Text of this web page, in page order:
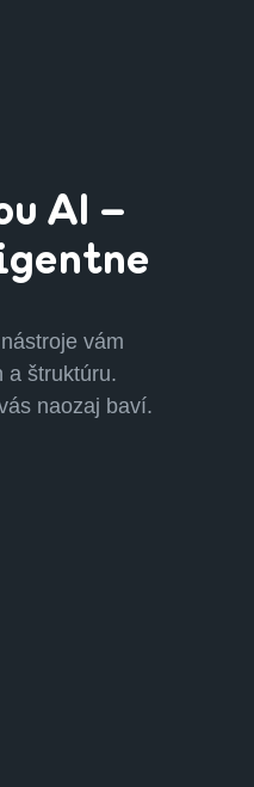
AI –
vám
a štruktúru.
naozaj baví.